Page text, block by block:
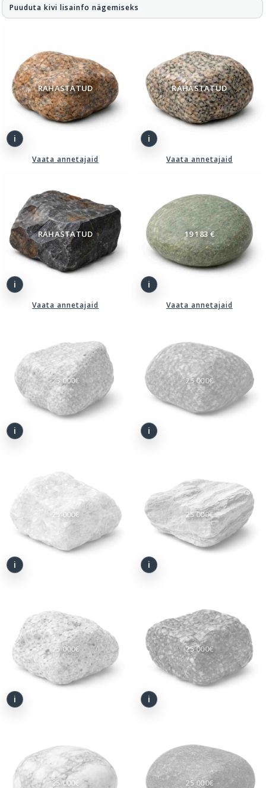
Puuduta kivi lisainfo nägemiseks
RAHASTATUD
Vaata annetajaid
RAHASTATUD
Vaata annetajaid
RAHASTATUD
Vaata annetajaid
19 183 €
Vaata annetajaid
25 000€ 25 000€
25 000€ 25 000€
25 000€ 25 000€
25 000€ 25 000€